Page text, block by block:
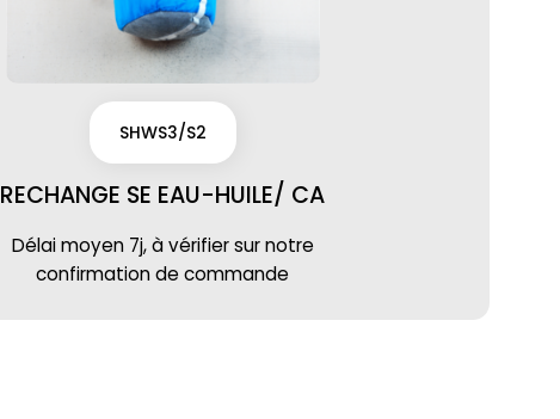
SHWS3/S2
RECHANGE SE EAU-HUILE/ CA
Délai moyen 7j, à vérifier sur notre
confirmation de commande